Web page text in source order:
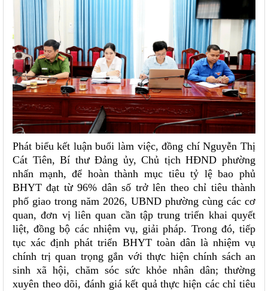
Phát biểu kết luận buổi làm việc, đồng chí Nguyễn Thị
Cát Tiên, Bí thư Đảng ủy, Chủ tịch HĐND phường
nhấn mạnh, để hoàn thành mục tiêu tỷ lệ bao phủ
BHYT đạt từ 96% dân số trở lên theo chỉ tiêu thành
phố giao trong năm 2026, UBND phường cùng các cơ
quan, đơn vị liên quan cần tập trung triển khai quyết
liệt, đồng bộ các nhiệm vụ, giải pháp. Trong đó, tiếp
tục xác định phát triển BHYT toàn dân là nhiệm vụ
chính trị quan trọng gắn với thực hiện chính sách an
sinh xã hội, chăm sóc sức khỏe nhân dân; thường
xuyên theo dõi, đánh giá kết quả thực hiện các chỉ tiêu